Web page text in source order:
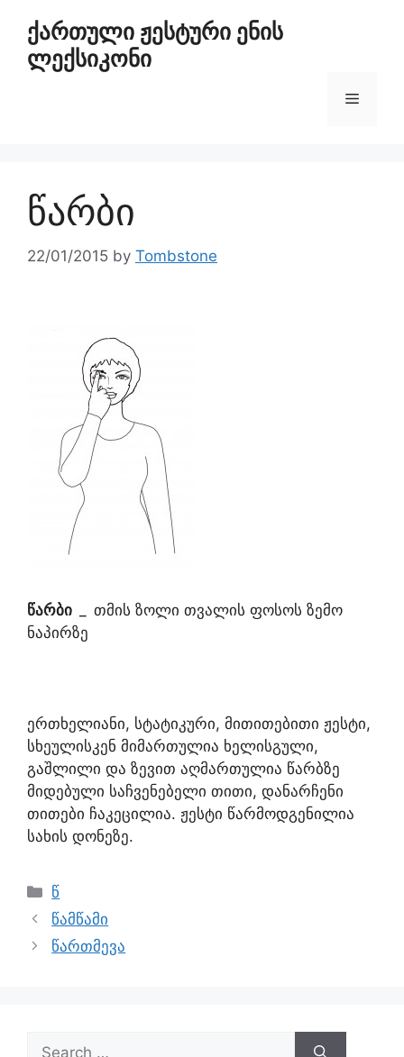
ქართული ჟესტური ენის
ლექსიკონი
წარბი
22/01/2015 by Tombstone
წარბი
თმის ზოლი თვალის ფოსოს ზემო
ნაპირზე
ერთხელიანი, სტატიკური, მითითებითი ჟესტი,
სხეულისკენ მიმართულია ხელისგული,
გაშლილი და ზევით აღმართულია წარბზე
მიდებული საჩვენებელი თითი, დანარჩენი
თითები ჩაკეცილია. ჟესტი წარმოდგენილია
სახის დონეზე.
წ
წამწამი
წართმევა